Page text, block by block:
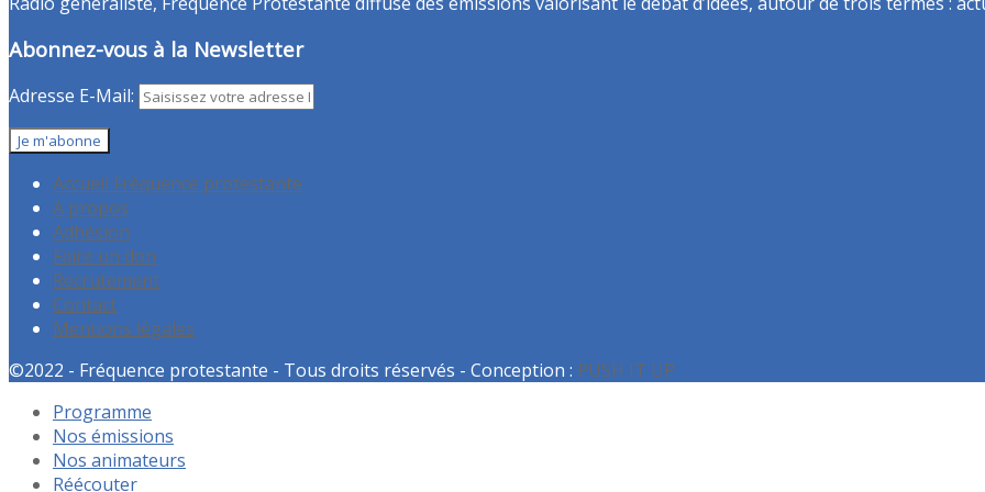
Abonnez-vous à la Newsletter
Adresse E-Mail:
Accueil Fréquence protestante
A propos
Adhésion
Faire un don
Recrutement
Contact
Mentions légales
©2022 - Fréquence protestante - Tous droits réservés - Conception : PUSH IT UP
Programme
Nos émissions
Nos animateurs
Réécouter